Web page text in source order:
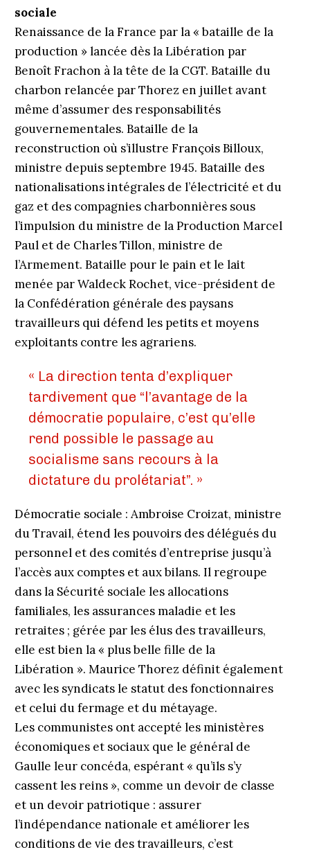
sociale
Renaissance de la France par la « bataille de la
production » lancée dès la Libération par
Benoît Frachon à la tête de la CGT. Bataille du
charbon relancée par Thorez en juillet avant
même d’assumer des responsabilités
gouvernementales. Bataille de la
reconstruction où s’illustre François Billoux,
ministre depuis septembre 1945. Bataille des
nationalisations intégrales de l’électricité et du
gaz et des compagnies charbonnières sous
l’impulsion du ministre de la Production Marcel
Paul et de Charles Tillon, ministre de
l’Armement. Bataille pour le pain et le lait
menée par Waldeck Rochet, vice-président de
la Confédération générale des paysans
travailleurs qui défend les petits et moyens
exploitants contre les agrariens.
« La direction tenta d’expliquer
tardivement que “l’avantage de la
démocratie populaire, c’est qu’elle
rend possible le passage au
socialisme sans recours à la
dictature du prolétariat”. »
Démocratie sociale : Ambroise Croizat, ministre
du Travail, étend les pouvoirs des délégués du
personnel et des comités d’entreprise jusqu’à
l’accès aux comptes et aux bilans. Il regroupe
dans la Sécurité sociale les allocations
familiales, les assurances maladie et les
retraites ; gérée par les élus des travailleurs,
elle est bien la « plus belle fille de la
Libération ». Maurice Thorez définit également
avec les syndicats le statut des fonctionnaires
et celui du fermage et du métayage.
Les communistes ont accepté les ministères
économiques et sociaux que le général de
Gaulle leur concéda, espérant « qu’ils s’y
cassent les reins », comme un devoir de classe
et un devoir patriotique : assurer
l’indépendance nationale et améliorer les
conditions de vie des travailleurs, c’est